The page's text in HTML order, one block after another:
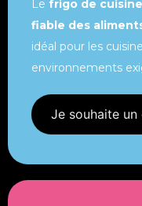
Le frigo de cuisine
fiable des
idéal pour les
environnements
Je souhaite un